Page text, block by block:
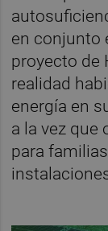
en conjunto
proyecto de
realidad
energía en
a la vez que
para